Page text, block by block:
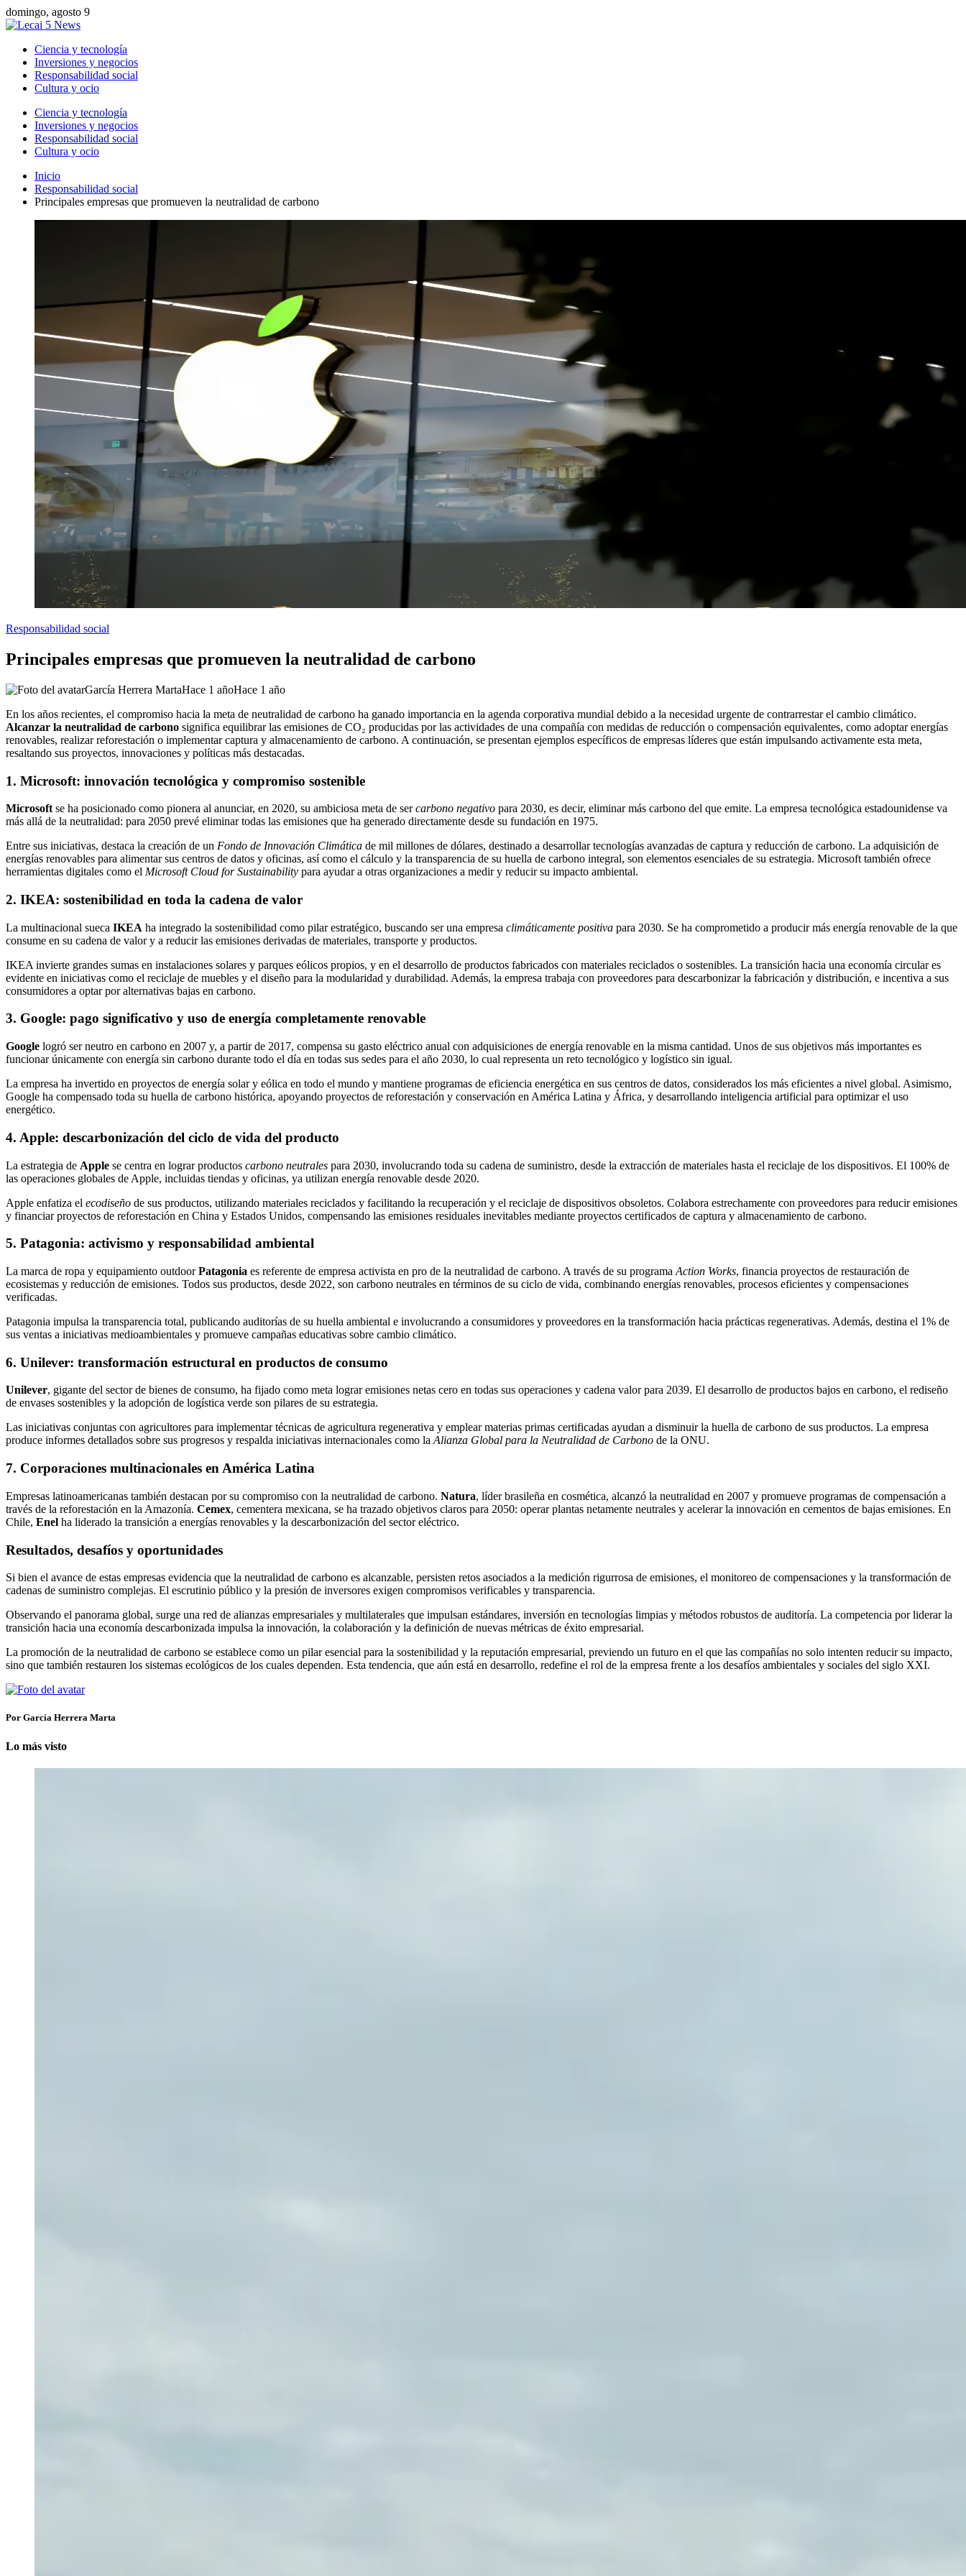
domingo, agosto 9
Ciencia y tecnología
Inversiones y negocios
Responsabilidad social
Cultura y ocio
Ciencia y tecnología
Inversiones y negocios
Responsabilidad social
Cultura y ocio
Inicio
Responsabilidad social
Principales empresas que promueven la neutralidad de carbono
Responsabilidad social
Principales empresas que promueven la neutralidad de carbono
García Herrera MartaHace 1 añoHace 1 año
En los años recientes, el compromiso hacia la meta de neutralidad de carbono ha ganado importancia en la agenda corporativa mundial debido a la necesidad urgente de contrarrestar el cambio climático.
Alcanzar la neutralidad de carbono significa equilibrar las emisiones de CO₂ producidas por las actividades de una compañía con medidas de reducción o compensación equivalentes, como adoptar energías
renovables, realizar reforestación o implementar captura y almacenamiento de carbono. A continuación, se presentan ejemplos específicos de empresas líderes que están impulsando activamente esta meta,
resaltando sus proyectos, innovaciones y políticas más destacadas.
1. Microsoft: innovación tecnológica y compromiso sostenible
Microsoft se ha posicionado como pionera al anunciar, en 2020, su ambiciosa meta de sercarbono negativo para 2030, es decir, eliminar más carbono del que emite. La empresa tecnológica estadounidense va
más allá de la neutralidad: para 2050 prevé eliminar todas las emisiones que ha generado directamente desde su fundación en 1975.
Entre sus iniciativas, destaca la creación de un Fondo de Innovación Climática de mil millones de dólares, destinado a desarrollar tecnologías avanzadas de captura y reducción de carbono. La adquisición de
energías renovables para alimentar sus centros de datos y oficinas, así como el cálculo y la transparencia de su huella de carbono integral, son elementos esenciales de su estrategia. Microsoft también ofrece
herramientas digitales como el Microsoft Cloud for Sustainability para ayudar a otras organizaciones a medir y reducir su impacto ambiental.
2. IKEA: sostenibilidad en toda la cadena de valor
La multinacional sueca IKEA ha integrado la sostenibilidad como pilar estratégico, buscando ser una empresa climáticamente positiva para 2030. Se ha comprometido a producir más energía renovable de la que
consume en su cadena de valor y a reducir las emisiones derivadas de materiales, transporte y productos.
IKEA invierte grandes sumas en instalaciones solares y parques eólicos propios, y en el desarrollo de productos fabricados con materiales reciclados o sostenibles. La transición hacia una economía circular es
evidente en iniciativas como el reciclaje de muebles y el diseño para la modularidad y durabilidad. Además, la empresa trabaja con proveedores para descarbonizar la fabricación y distribución, e incentiva a sus
consumidores a optar por alternativas bajas en carbono.
3. Google: pago significativo y uso de energía completamente renovable
Google logró ser neutro en carbono en 2007 y, a partir de 2017, compensa su gasto eléctrico anual con adquisiciones de energía renovable en la misma cantidad. Unos de sus objetivos más importantes es
funcionar únicamente con energía sin carbono durante todo el día en todas sus sedes para el año 2030, lo cual representa un reto tecnológico y logístico sin igual.
La empresa ha invertido en proyectos de energía solar y eólica en todo el mundo y mantiene programas de eficiencia energética en sus centros de datos, considerados los más eficientes a nivel global. Asimismo,
Google ha compensado toda su huella de carbono histórica, apoyando proyectos de reforestación y conservación en América Latina y África, y desarrollando inteligencia artificial para optimizar el uso
energético.
4. Apple: descarbonización del ciclo de vida del producto
La estrategia de Apple se centra en lograr productos carbono neutrales para 2030, involucrando toda su cadena de suministro, desde la extracción de materiales hasta el reciclaje de los dispositivos. El 100% de
las operaciones globales de Apple, incluidas tiendas y oficinas, ya utilizan energía renovable desde 2020.
Apple enfatiza el ecodiseño de sus productos, utilizando materiales reciclados y facilitando la recuperación y el reciclaje de dispositivos obsoletos. Colabora estrechamente con proveedores para reducir emisiones
y financiar proyectos de reforestación en China y Estados Unidos, compensando las emisiones residuales inevitables mediante proyectos certificados de captura y almacenamiento de carbono.
5. Patagonia: activismo y responsabilidad ambiental
La marca de ropa y equipamiento outdoorPatagonia es referente de empresa activista en pro de la neutralidad de carbono. A través de su programa Action Works, financia proyectos de restauración de
ecosistemas y reducción de emisiones. Todos sus productos, desde 2022, son carbono neutrales en términos de su ciclo de vida, combinando energías renovables, procesos eficientes y compensaciones
verificadas.
Patagonia impulsa la transparencia total, publicando auditorías de su huella ambiental e involucrando a consumidores y proveedores en la transformación hacia prácticas regenerativas. Además, destina el 1% de
sus ventas a iniciativas medioambientales y promueve campañas educativas sobre cambio climático.
6. Unilever: transformación estructural en productos de consumo
Unilever, gigante del sector de bienes de consumo, ha fijado como meta lograr emisiones netas cero en todas sus operaciones y cadena valor para 2039. El desarrollo de productos bajos en carbono, el rediseño
de envases sostenibles y la adopción de logística verde son pilares de su estrategia.
Las iniciativas conjuntas con agricultores para implementar técnicas de agricultura regenerativa y emplear materias primas certificadas ayudan a disminuir la huella de carbono de sus productos. La empresa
produce informes detallados sobre sus progresos y respalda iniciativas internacionales como laAlianza Global para la Neutralidad de Carbono de la ONU.
7. Corporaciones multinacionales en América Latina
Empresas latinoamericanas también destacan por su compromiso con la neutralidad de carbono. Natura, líder brasileña en cosmética, alcanzó la neutralidad en 2007 y promueve programas de compensación a
través de la reforestación en la Amazonía. Cemex, cementera mexicana, se ha trazado objetivos claros para 2050: operar plantas netamente neutrales y acelerar la innovación en cementos de bajas emisiones. En
Chile, Enel ha liderado la transición a energías renovables y la descarbonización del sector eléctrico.
Resultados, desafíos y oportunidades
Si bien el avance de estas empresas evidencia que la neutralidad de carbono es alcanzable, persisten retos asociados a la medición rigurrosa de emisiones, el monitoreo de compensaciones y la transformación de
cadenas de suministro complejas. El escrutinio público y la presión de inversores exigen compromisos verificables y transparencia.
Observando el panorama global, surge una red de alianzas empresariales y multilaterales que impulsan estándares, inversión en tecnologías limpias y métodos robustos de auditoría. La competencia por liderar la
transición hacia una economía descarbonizada impulsa la innovación, la colaboración y la definición de nuevas métricas de éxito empresarial.
La promoción de la neutralidad de carbono se establece como un pilar esencial para la sostenibilidad y la reputación empresarial, previendo un futuro en el que las compañías no solo intenten reducir su impacto,
sino que también restauren los sistemas ecológicos de los cuales dependen. Esta tendencia, que aún está en desarrollo, redefine el rol de la empresa frente a los desafíos ambientales y sociales del siglo XXI.
Por García Herrera Marta
Lo más visto